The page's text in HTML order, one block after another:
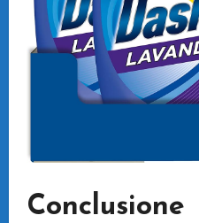
Conclusione